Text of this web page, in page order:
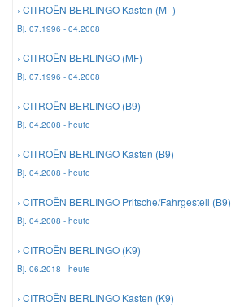
› CITROËN BERLINGO Kasten (M_)
Bj. 07.1996 - 04.2008
› CITROËN BERLINGO (MF)
Bj. 07.1996 - 04.2008
› CITROËN BERLINGO (B9)
Bj. 04.2008 - heute
› CITROËN BERLINGO Kasten (B9)
Bj. 04.2008 - heute
› CITROËN BERLINGO Pritsche/Fahrgestell (B9)
Bj. 04.2008 - heute
› CITROËN BERLINGO (K9)
Bj. 06.2018 - heute
› CITROËN BERLINGO Kasten (K9)
Zündanlage und Glühanlage
Reparatur-Zubehör
Karosserie Werkzeug
Schlüsselgehäuse
Werkstattbedarf
Winter-Autozubehör
Daewoo Ersatzteile
Daihatsu Ersatzteile
Dodge Ersatzteile
Honda Ersatzteile
Hyundai Ersatzteile
Jeep Ersatzteile